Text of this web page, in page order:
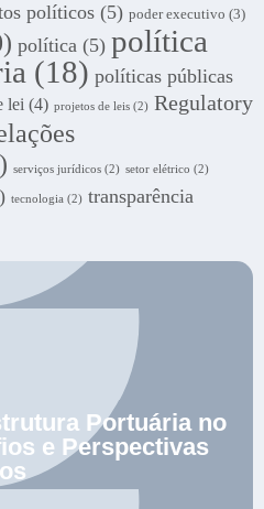
políticos (5) poder executivo (3)
política (5) política
(18) políticas públicas
lei (4) projetos de leis (2) Regulatory
serviços jurídicos (2) setor elétrico (2)
tecnologia (2) transparência
Portuária no
e Perspectivas